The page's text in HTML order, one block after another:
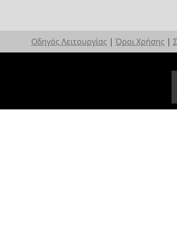
Οδηγός Λειτουργίας | Όροι Χρήσης |